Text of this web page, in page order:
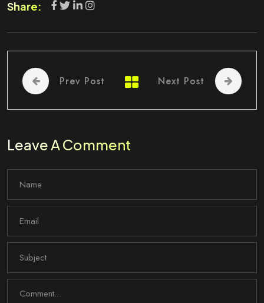
Share:
Prev Post Next Post
Leave A Comment